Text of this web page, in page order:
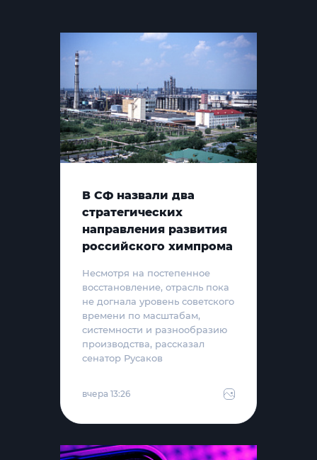
В СФ назвали два
стратегических
направления развития
российского химпрома
Несмотря на постепенное
восстановление, отрасль пока
не догнала уровень советского
времени по масштабам,
системности и разнообразию
производства, рассказал
сенатор Русаков
вчера 13:26